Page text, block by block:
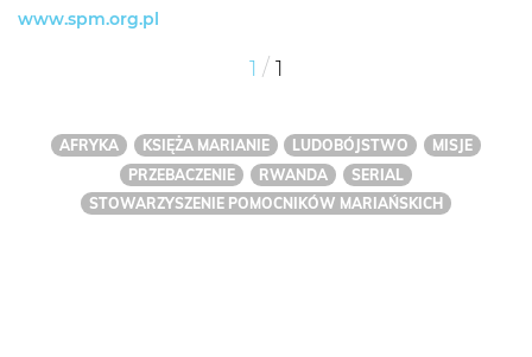
www.spm.org.pl
1 / 1
AFRYKA KSIĘŻA MARIANIE LUDOBÓJSTWO
MISJE
PRZEBACZENIE
RWANDA
SERIAL
STOWARZYSZENIE POMOCNIKÓW MARIAŃSKICH